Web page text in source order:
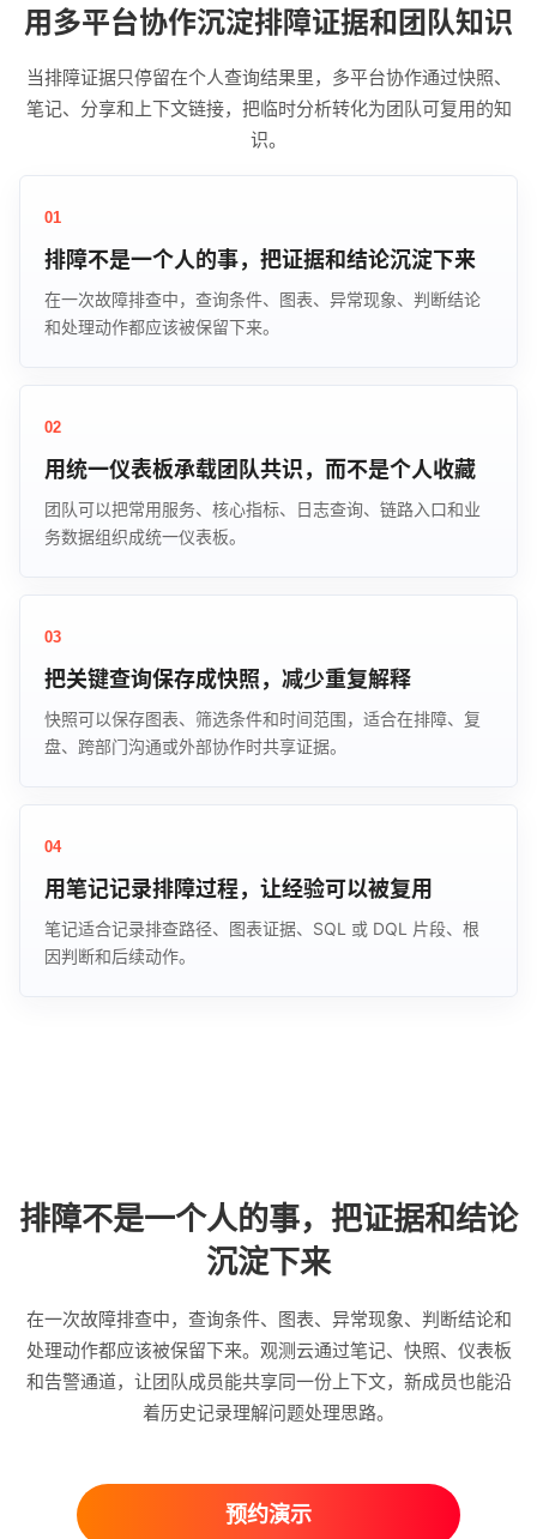
用多平台协作沉淀排障证据和团队知识
当排障证据只停留在个人查询结果里，多平台协作通过快照、
笔记、分享和上下文链接，把临时分析转化为团队可复用的知
识。
01
排障不是一个人的事，把证据和结论沉淀下来
在一次故障排查中，查询条件、图表、异常现象、判断结论
和处理动作都应该被保留下来。
02
用统一仪表板承载团队共识，而不是个人收藏
团队可以把常用服务、核心指标、日志查询、链路入口和业
务数据组织成统一仪表板。
03
把关键查询保存成快照，减少重复解释
快照可以保存图表、筛选条件和时间范围，适合在排障、复
盘、跨部门沟通或外部协作时共享证据。
04
用笔记记录排障过程，让经验可以被复用
笔记适合记录排查路径、图表证据、SQL 或 DQL 片段、根
因判断和后续动作。
排障不是一个人的事，把证据和结论
沉淀下来
在一次故障排查中，查询条件、图表、异常现象、判断结论和
处理动作都应该被保留下来。观测云通过笔记、快照、仪表板
和告警通道，让团队成员能共享同一份上下文，新成员也能沿
着历史记录理解问题处理思路。
预约演示